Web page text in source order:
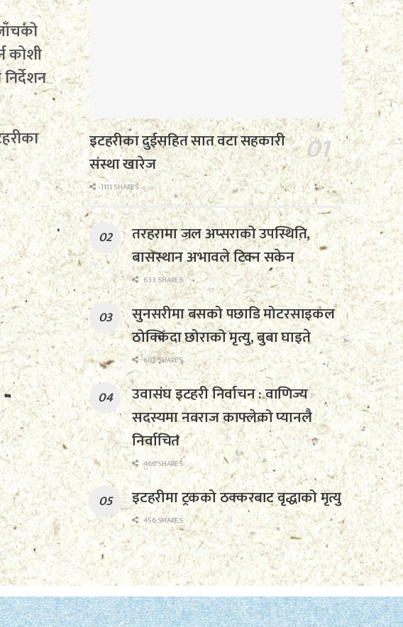
कोशी
इटहरीका दुईसहित सात वटा सहकारी
संस्था खारेज
1111 SHARES
तरहरामा जल अप्सराको उपस्थिति,
बासस्थान अभावले टिक्न सकेन
633 SHARES
सुनसरीमा बसको पछाडि मोटरसाइकल
ठोक्किँदा छोराको मृत्यु, बुबा घाइते
602 SHARES
उवासंघ इटहरी निर्वाचन : वाणिज्य
सदस्यमा नवराज काफ्लेको प्यानलै
निर्वाचित
466 SHARES
इटहरीमा ट्रकको ठक्करबाट वृद्धाको मृत्यु
456 SHARES